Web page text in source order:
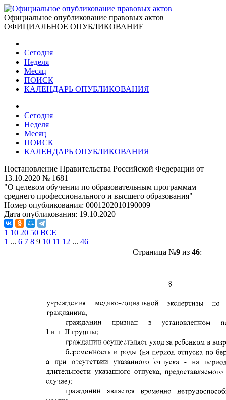
Официальное опубликование правовых актов
ОФИЦИАЛЬНОЕ ОПУБЛИКОВАНИЕ
Сегодня
Неделя
Месяц
ПОИСК
КАЛЕНДАРЬ ОПУБЛИКОВАНИЯ
Сегодня
Неделя
Месяц
ПОИСК
КАЛЕНДАРЬ ОПУБЛИКОВАНИЯ
Постановление Правительства Российской Федерации от
13.10.2020 № 1681
"О целевом обучении по образовательным программам
среднего профессионального и высшего образования"
Номер опубликования: 0001202010190009
Дата опубликования: 19.10.2020
1 10 20 50 ВСЕ
1 ... 6 7 8 9 10 11 12 ... 46
Страница №9из 46: